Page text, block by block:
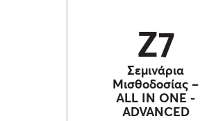
Ζ7
Σεμινάρια
Μισθοδοσίας –
ALL IN ONE -
ADVANCED